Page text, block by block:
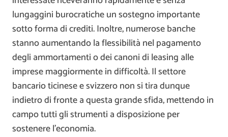
lungaggini burocratiche un sostegno importante
sotto forma di crediti. Inoltre, numerose banche
stanno aumentando la flessibilità nel pagamento
degli ammortamenti o dei canoni di leasing alle
imprese maggiormente in difficoltà. Il settore
bancario ticinese e svizzero non si tira dunque
indietro di fronte a questa grande sfida, mettendo in
campo tutti gli strumenti a disposizione per
sostenere l’economia.